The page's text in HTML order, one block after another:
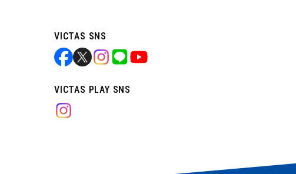
VICTAS SNS
VICTAS PLAY SNS